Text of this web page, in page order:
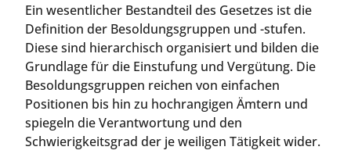
Ein wesentlicher Bestandteil des Gesetzes ist die
Definition der Besoldungsgruppen und -stufen.
Diese sind hierarchisch organisiert und bilden die
Grundlage für die Einstufung und Vergütung. Die
Besoldungsgruppen reichen von einfachen
Positionen bis hin zu hochrangigen Ämtern und
spiegeln die Verantwortung und den
Schwierigkeitsgrad der je weiligen Tätigkeit wider.